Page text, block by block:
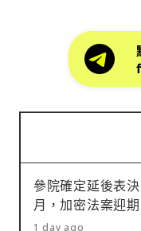
參院確定延後表
月，加密法案迎
1 day ago